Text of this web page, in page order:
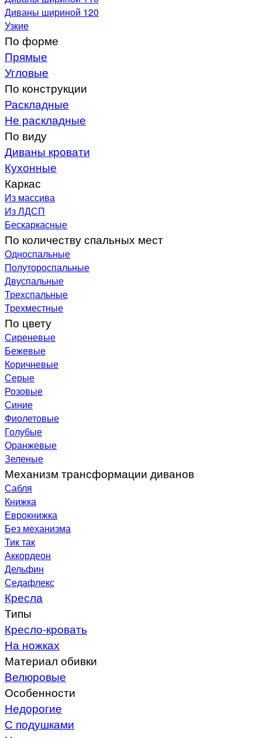
Диваны шириной 120
Узкие
По форме
Прямые
Угловые
По конструкции
Раскладные
Не раскладные
По виду
Диваны кровати
Кухонные
Каркас
Из массива
Из ЛДСП
Бескаркасные
По количеству спальных мест
Односпальные
Полутороспальные
Двуспальные
Трехспальные
Трехместные
По цвету
Сиреневые
Бежевые
Коричневые
Серые
Розовые
Синие
Фиолетовые
Голубые
Оранжевые
Зеленые
Механизм трансформации диванов
Сабля
Книжка
Еврокнижка
Без механизма
Тик так
Аккордеон
Дельфин
Седафлекс
Кресла
Типы
Кресло-кровать
На ножках
Материал обивки
Велюровые
Особенности
Недорогие
С подушками